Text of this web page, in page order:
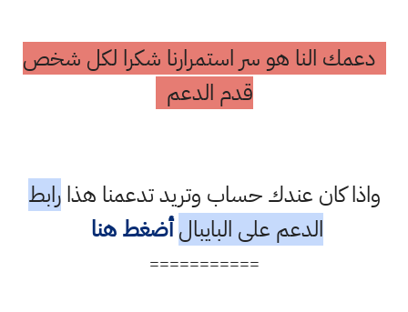
دعمك النا هو سر استمرارنا شكرا لكل شخص
قدم الدعم
واذا كان عندك حساب وتريد تدعمنا هذارابط
الدعم على البايبال أضغط هنا
===========